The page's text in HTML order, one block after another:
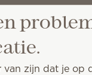
Ontvang een
van zijn dat je op